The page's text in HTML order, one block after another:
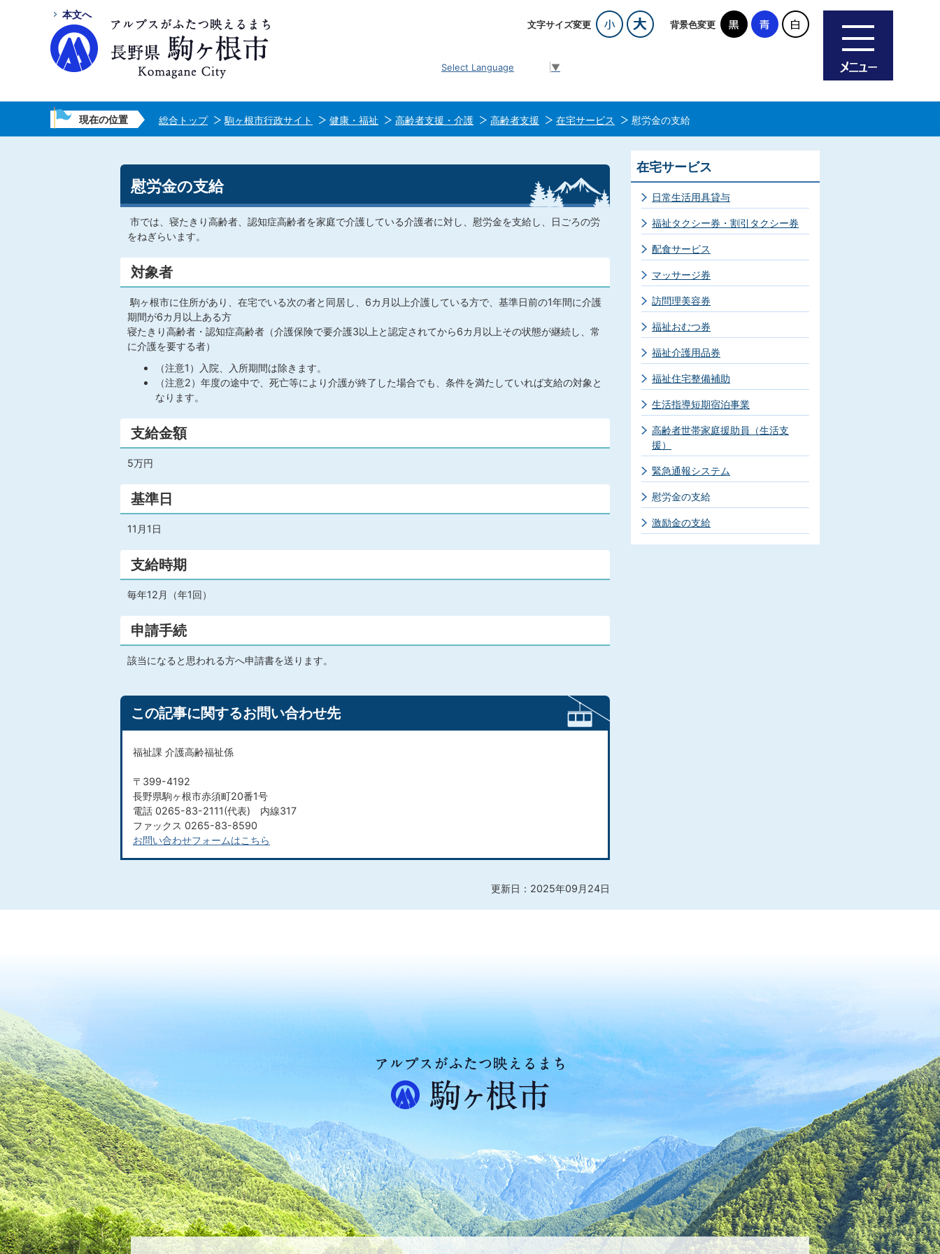
本文へ
文字サイズ変更 背景色変更
Select Language ▼
現在の位置 総合トップ 駒ヶ根市行政サイト 健康・福祉 高齢者支援・介護 高齢者支援 在宅サービス 慰労金の支給
慰労金の支給
市では、寝たきり高齢者、認知症高齢者を家庭で介護している介護者に対し、慰労金を支給し、日ごろの労
をねぎらいます。
対象者
駒ヶ根市に住所があり、在宅でいる次の者と同居し、6カ月以上介護している方で、基準日前の1年間に介護
期間が6カ月以上ある方
寝たきり高齢者・認知症高齢者（介護保険で要介護3以上と認定されてから6カ月以上その状態が継続し、常
に介護を要する者）
（注意1）入院、入所期間は除きます。
（注意2）年度の途中で、死亡等により介護が終了した場合でも、条件を満たしていれば支給の対象と
なります。
支給金額
5万円
基準日
11月1日
支給時期
毎年12月（年1回）
申請手続
該当になると思われる方へ申請書を送ります。
この記事に関するお問い合わせ先
福祉課 介護高齢福祉係
〒399-4192
長野県駒ヶ根市赤須町20番1号
電話 0265-83-2111(代表) 内線317
ファックス 0265-83-8590
お問い合わせフォームはこちら
更新日：2025年09月24日
在宅サービス
日常生活用具貸与
福祉タクシー券・割引タクシー券
配食サービス
マッサージ券
訪問理美容券
福祉おむつ券
福祉介護用品券
福祉住宅整備補助
生活指導短期宿泊事業
高齢者世帯家庭援助員（生活支
援）
緊急通報システム
慰労金の支給
激励金の支給
ア
ル
た
つ
映
え
る
ま
ち
駒
ヶ